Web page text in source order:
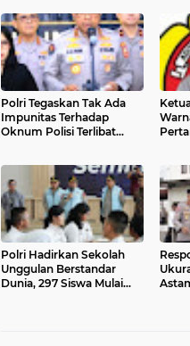
Polri Tegaskan Tak Ada
Impunitas Terhadap
Oknum Polisi Terlibat
Polri Hadirkan Sekolah
Unggulan Berstandar
Dunia, 297 Siswa Mulai